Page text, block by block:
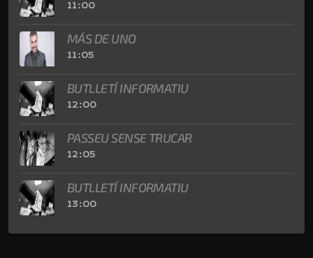
11:00
MÁS DE UNO
11:05
BUTLLETÍ INFORMATIU
12:00
PASSEU SENSE TRUCAR
12:05
BUTLLETÍ INFORMATIU
13:00